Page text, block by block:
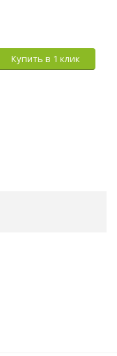
Купить в 1 клик